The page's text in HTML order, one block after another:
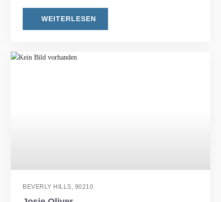
WEITERLESEN
BEVERLY HILLS, 90210